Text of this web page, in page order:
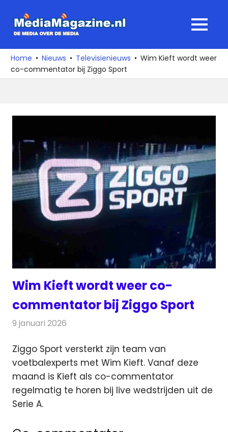
naar
media
over
de
MENU
Home Nieuws Televisienieuws
Wim Kieft wordt weer
co-commentator bij Ziggo Sport
Wim Kieft wordt weer co-
commentator bij Ziggo Sport
9 januari 2026
Ziggo Sport versterkt zijn team van
voetbalexperts met Wim Kieft. Vanaf deze
maand is Kieft als co-commentator
regelmatig te horen bij live wedstrijden uit de
Serie A.